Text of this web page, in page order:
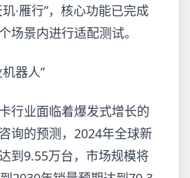
·雁行”，核心功能已完成
场景内进行适配测试。
器人”
行业面临着爆发式增长的
询的预测，2024年全球新
到9.55万台，市场规模将